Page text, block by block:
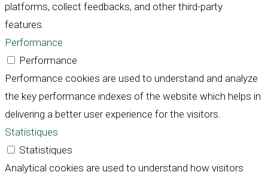
platforms, collect feedbacks, and other third-party
features.
Performance
Performance
Performance cookies are used to understand and analyze
the key performance indexes of the website which helps in
delivering a better user experience for the visitors.
Statistiques
Statistiques
Analytical cookies are used to understand how visitors